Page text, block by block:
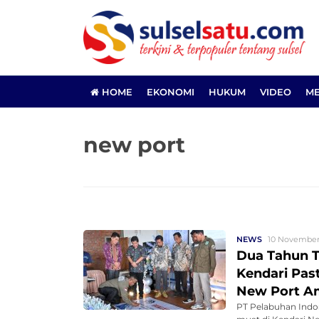
HOME EKONOMI HUKUM VIDEO
new port
NEWS 10
Dua Tahun
Kendari
New Port
PT Pelabuhan